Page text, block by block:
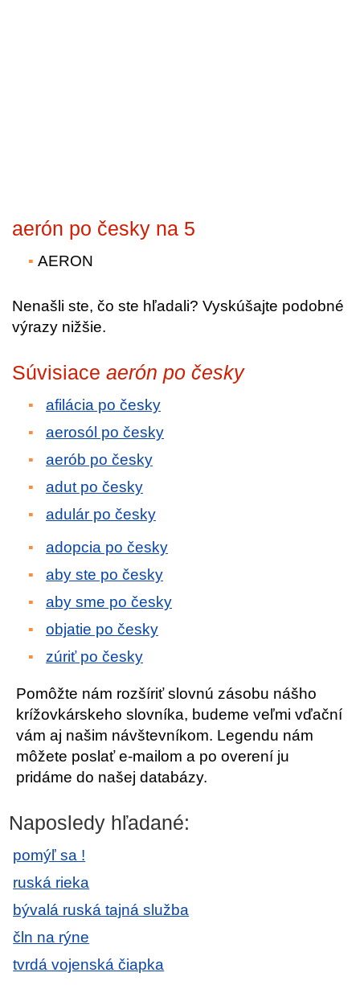
aerón po česky na 5
AERON
Nenašli ste, čo ste hľadali? Vyskúšajte podobné
výrazy nižšie.
Súvisiace aerón po česky
afilácia po česky
aerosól po česky
aerób po česky
adut po česky
adulár po česky
adopcia po česky
aby ste po česky
aby sme po česky
objatie po česky
zúriť po česky
Pomôžte nám rozšíriť slovnú zásobu nášho
krížovkárskeho slovníka, budeme veľmi vďační
vám aj našim návštevníkom. Legendu nám
môžete poslať e-mailom a po overení ju
pridáme do našej databázy.
Naposledy hľadané:
pomýľ sa !
ruská rieka
bývalá ruská tajná služba
čln na rýne
tvrdá vojenská čiapka